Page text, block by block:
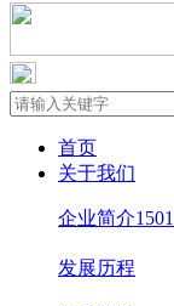
首页
关于我们
企业简介
发展历程
新闻资讯
集团报道
行业新闻
展会资讯
媒体报道
集团报道
您现在的位置：